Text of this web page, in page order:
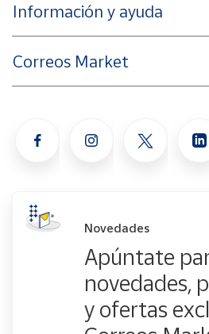
Información y ayuda
Correos Market
Novedades
Apúntate
novedades,
y ofertas